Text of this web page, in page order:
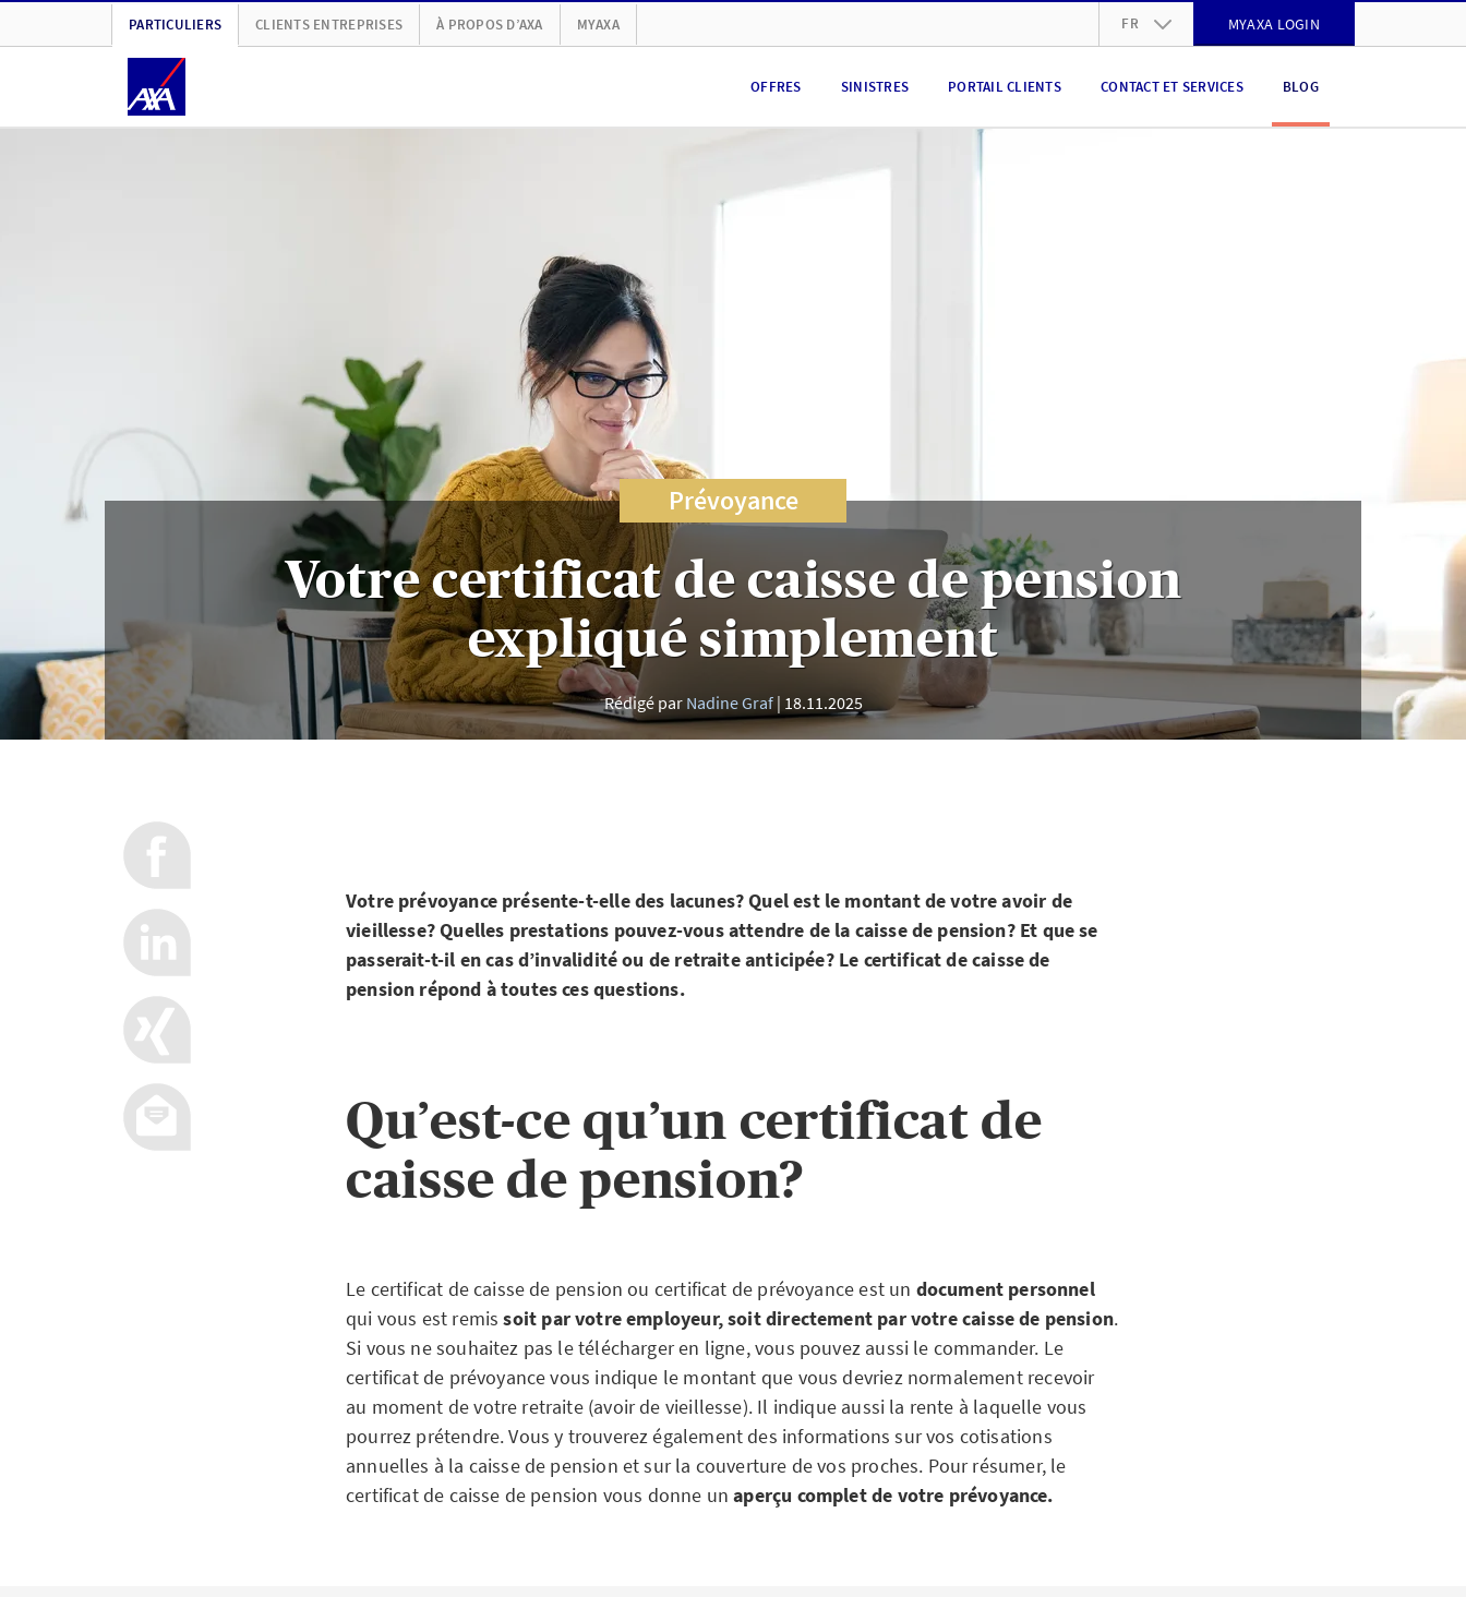
PARTICULIERS CLIENTS ENTREPRISES À PROPOS D’AXA MYAXA FR MYAXA LOGIN
OFFRES SINISTRES PORTAIL CLIENTS CONTACT ET SERVICES BLOG
Prévoyance
Votre certificat de caisse de pension
expliqué simplement
Rédigé par Nadine Graf 18.11.2025
Votre prévoyance présente-t-elle des lacunes? Quel est le montant de votre avoir de
vieillesse? Quelles prestations pouvez-vous attendre de la caisse de pension? Et que se
passerait-t-il en cas d’invalidité ou de retraite anticipée? Le certificat de caisse de
pension répond à toutes ces questions.
Qu’est-ce qu’un certificat de
caisse de pension?
Le certificat de caisse de pension ou certificat de prévoyance est un document personnel
qui vous est remissoit par votre employeur, soit directement par votre caisse de pension.
Si vous ne souhaitez pas le télécharger en ligne, vous pouvez aussi le commander. Le
certificat de prévoyance vous indique le montant que vous devriez normalement recevoir
au moment de votre retraite (avoir de vieillesse). Il indique aussi la rente à laquelle vous
pourrez prétendre. Vous y trouverez également des informations sur vos cotisations
annuelles à la caisse de pension et sur la couverture de vos proches. Pour résumer, le
certificat de caisse de pension vous donne unaperçu complet de votre prévoyance.